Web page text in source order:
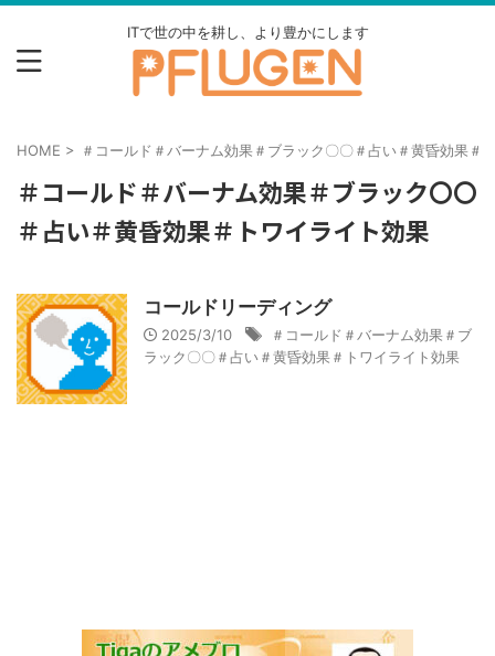
ITで世の中を耕し、より豊かにします
HOME > ＃コールド＃バーナム効果＃ブラック〇〇＃占い＃黄昏効果＃
＃コールド＃バーナム効果＃ブラック〇〇
＃占い＃黄昏効果＃トワイライト効果
コールドリーディング
2025/3/10
＃コールド＃バーナム効果＃ブ
ラック〇〇＃占い＃黄昏効果＃トワイライト効果